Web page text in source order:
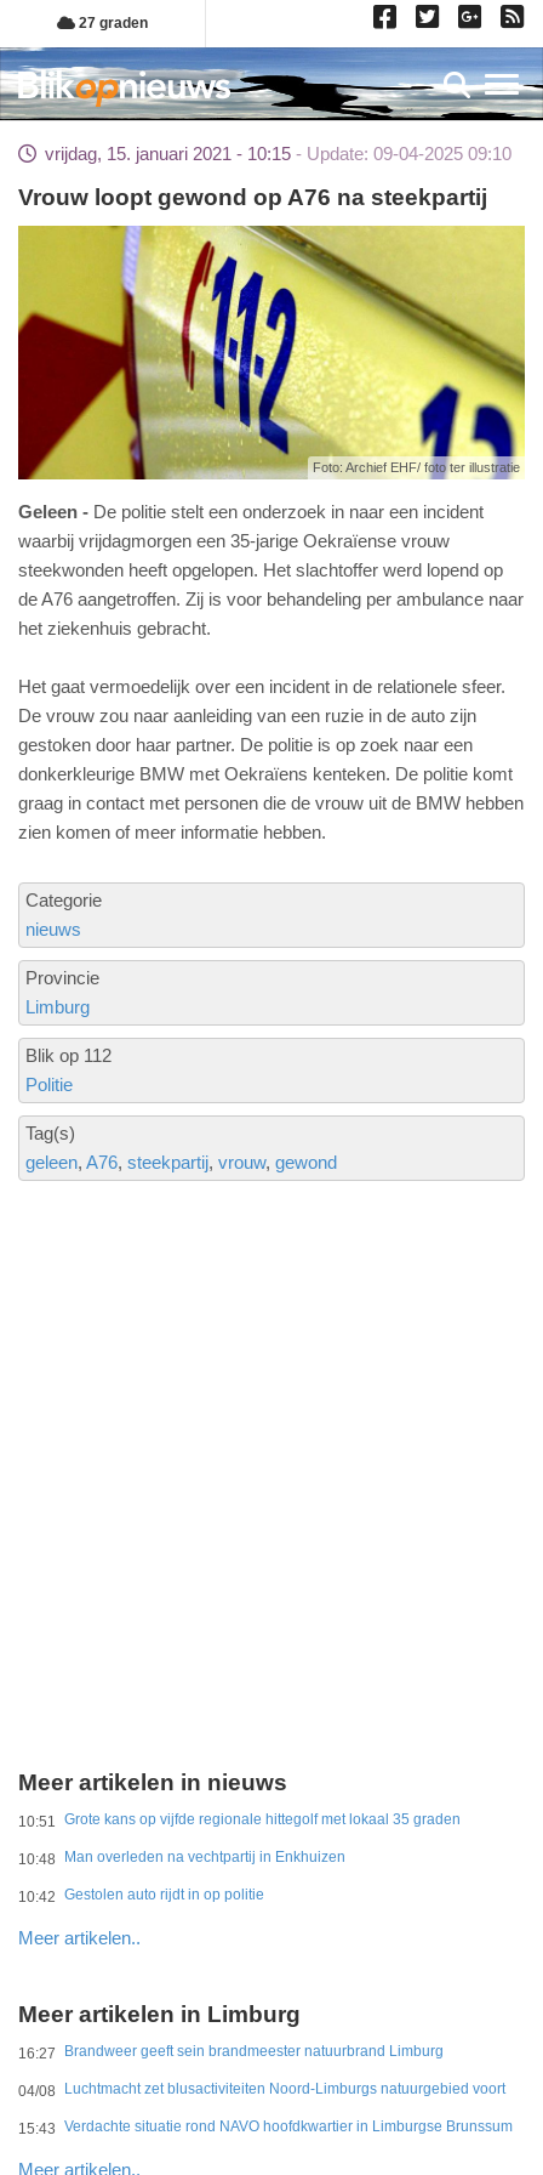
Overslaan
en
naar
de
gaan
27 graden
vrijdag, 15. januari 2021 - 10:15 Update: 09-04-2025 09:10
Vrouw loopt gewond op A76 na steekpartij
Foto: Archief EHF/ foto ter illustratie
Geleen
De politie stelt een onderzoek in naar een incident
waarbij vrijdagmorgen een 35-jarige Oekraïense vrouw
steekwonden heeft opgelopen. Het slachtoffer werd lopend op
de A76 aangetroffen. Zij is voor behandeling per ambulance naar
het ziekenhuis gebracht.
Het gaat vermoedelijk over een incident in de relationele sfeer.
De vrouw zou naar aanleiding van een ruzie in de auto zijn
gestoken door haar partner. De politie is op zoek naar een
donkerkleurige BMW met Oekraïens kenteken. De politie komt
graag in contact met personen die de vrouw uit de BMW hebben
zien komen of meer informatie hebben.
Categorie
nieuws
Provincie
Limburg
Blik op 112
Politie
Tag(s)
geleen A76 steekpartij vrouw gewond
Meer artikelen in nieuws
10:51 Grote kans op vijfde regionale hittegolf met lokaal 35 graden
10:48 Man overleden na vechtpartij in Enkhuizen
10:42 Gestolen auto rijdt in op politie
Meer artikelen..
Meer artikelen in Limburg
16:27 Brandweer geeft sein brandmeester natuurbrand Limburg
04/08 Luchtmacht zet blusactiviteiten Noord-Limburgs natuurgebied voort
15:43 Verdachte situatie rond NAVO hoofdkwartier in Limburgse Brunssum
Meer artikelen..